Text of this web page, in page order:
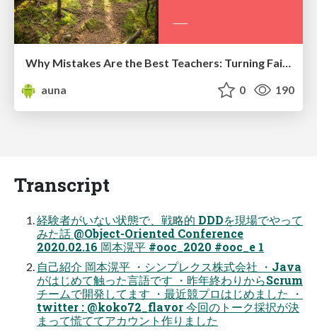
Why Mistakes Are the Best Teachers: Turning Failure into a Pathway for Growth
auna
0 190
Transcript
経験者がいない状態で、戦略的 DDDを現場でやって
みた話 @Object-Oriented Conference
2020.02.16 岡本滉平 #ooc_2020 #ooc_e 1
自己紹介 岡本滉平 ・シンプレクス株式会社 ・Java
がはじめて触った言語です ・昨年終わりからScrum
チームで開発してます ・最近競プロはじめました ・
twitter : @koko72_flavor 今回のトーク採択が決
まって慌ててアカウント作りました